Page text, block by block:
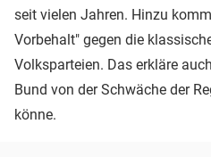
seit vielen Jahren. Hinzu
Vorbehalt" gegen die
Volksparteien. Das erkläre
Bund von der Schwäche der
könne.